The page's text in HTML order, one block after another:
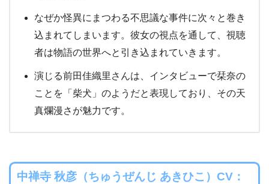
なぜか怪異にまつわる不思議な事件に次々と巻き
込まれてしまいます。彼女の視点を通して、視聴
者は物語の世界へと引き込まれていきます。
演じる前田佳織里さんは、インタビューで栞奈の
ことを「柴犬」のようだと表現しており、その天
真爛漫さが魅力です。
中禅寺 秋彦（ちゅうぜんじ あきひこ）CV：